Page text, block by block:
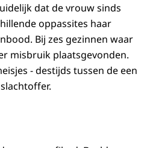
dat de vrouw sinds
oppassites haar
Bij zes gezinnen waar
misbruik plaatsgevonden.
- destijds tussen de een